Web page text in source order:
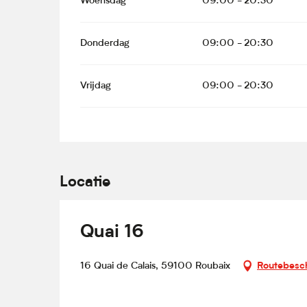
Donderdag 09:00 - 20:30
Vrijdag 09:00 - 20:30
Locatie
Quai 16
16 Quai de Calais, 59100 Roubaix